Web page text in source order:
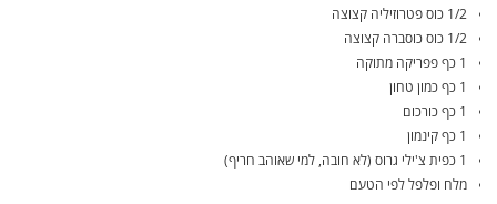
1/2 כוס פטרוזיליה קצוצה
1/2 כוס כוסברה קצוצה
1 כף פפריקה מתוקה
1 כף כמון טחון
1 כף כורכום
1 כף קינמון
1 כפית צ'ילי גרוס (לא חובה, למי שאוהב חריף)
מלח ופלפל לפי הטעם